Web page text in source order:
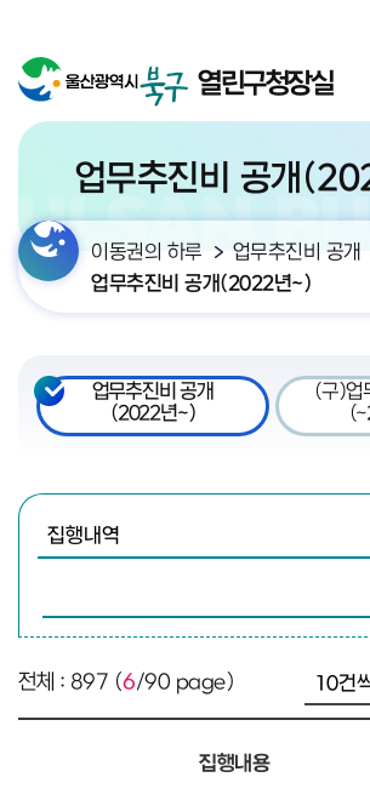
열린구청장실
업무추진비 공개
이동권의 하루
업무추진비 공개
업무추진비 공개(2022년~)
업무추진비 공개
(2022년~)
(구)업
전체 : 897 (6/90 page)
집행내용